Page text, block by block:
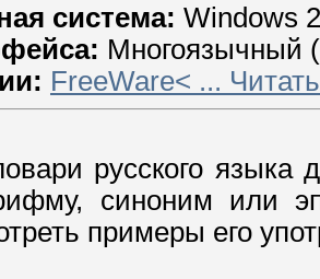
система: Windows
Многоязычный
FreeWare< ...
русского языка
синоним или
примеры его